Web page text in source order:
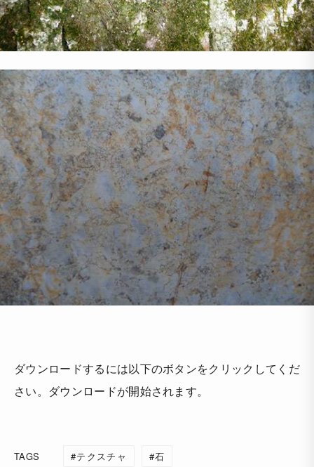
ダウンロードするには以下のボタンをクリックしてくだ
さい。ダウンロードが開始されます。
TAGS テクスチャ 石